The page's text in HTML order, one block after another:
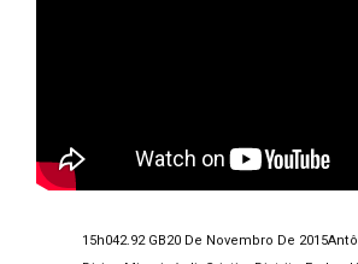
15h042.92 GB20 De Novembro De 2015